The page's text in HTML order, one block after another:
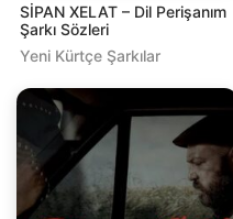
SİPAN XELAT – Dil Perişanım
Şarkı Sözleri
Yeni Kürtçe Şarkılar